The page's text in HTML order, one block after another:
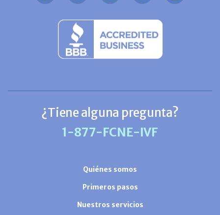
¿Tiene alguna pregunta?
1-877-FCNE-IVF
Quiénes somos
Primeros pasos
Nuestros servicios